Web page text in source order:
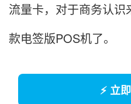
流量卡，对于商务认
款电签版POS机了。
⚡ 立